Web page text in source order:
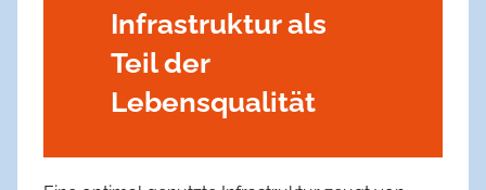
Infrastruktur als
Teil der
Lebensqualität